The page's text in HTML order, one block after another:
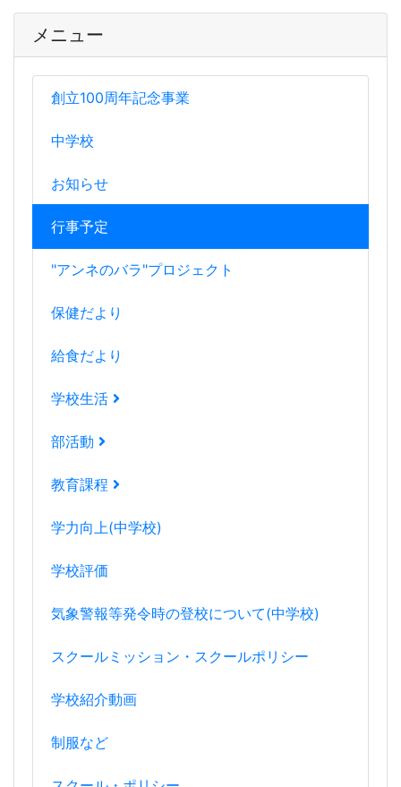
メニュー
創立100周年記念事業
中学校
お知らせ
行事予定
"アンネのバラ"プロジェクト
保健だより
給食だより
学校生活
部活動
教育課程
学力向上(中学校)
学校評価
気象警報等発令時の登校について(中学校)
スクールミッション・スクールポリシー
学校紹介動画
制服など